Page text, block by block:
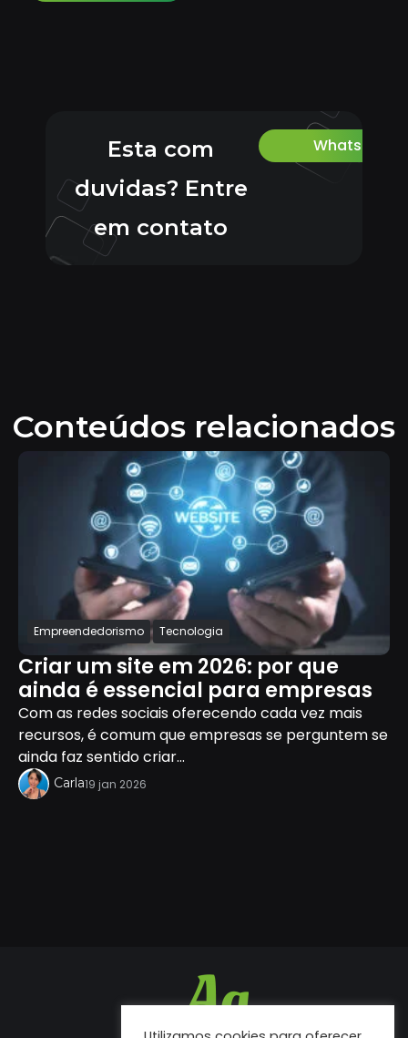
Esta com
duvidas? Entre
em contato
Whatsapp
Conteúdos relacionados
Empreendedorismo Tecnologia
Criar um site em 2026: por que
ainda é essencial para empresas
Com as redes sociais oferecendo cada vez mais
recursos, é comum que empresas se perguntem se
ainda faz sentido criar...
Carla19 jan 2026